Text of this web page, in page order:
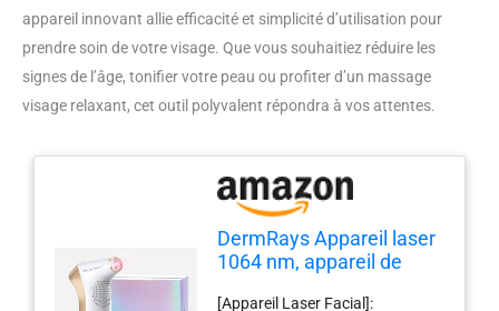
appareil innovant allie efficacité et simplicité d’utilisation pour
prendre soin de votre visage. Que vous souhaitiez réduire les
signes de l’âge, tonifier votre peau ou profiter d’un massage
visage relaxant, cet outil polyvalent répondra à vos attentes.
DermRays Appareil laser
1064 nm, appareil de
[Appareil Laser Facial]: